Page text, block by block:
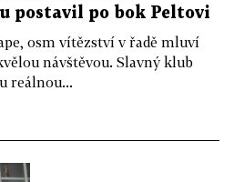
postavil po bok Peltovi
osm vítězství v řadě mluví
návštěvou. Slavný klub
reálnou...